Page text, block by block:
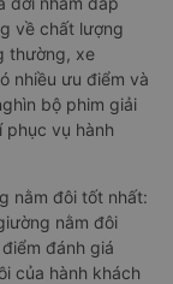
về chất lượng
thường, xe
nhiều ưu điểm và
bộ phim giải
phục vụ hành
nằm đôi tốt nhất:
nằm đôi
đánh giá
của hành khách